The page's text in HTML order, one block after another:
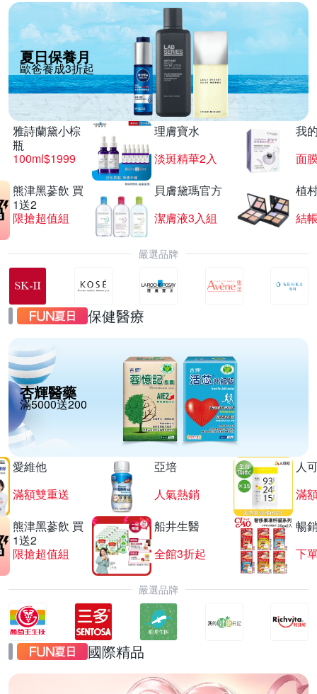
夏日保養月
歐爸養成3折起
雅詩蘭黛小棕
瓶
100ml$1999
理膚寶水
淡斑精華2入
我
面
熊津黑蔘飲 買
1送2
限搶超值組
貝膚黛瑪官方
潔膚液3入組
植
結
嚴選品牌
保健醫療
杏輝醫藥
滿5000送200
愛維他
滿額雙重送
亞培
人氣熱銷
人
滿
熊津黑蔘飲 買
1送2
限搶超值組
船井生醫
全館3折起
暢
下
嚴選品牌
國際精品